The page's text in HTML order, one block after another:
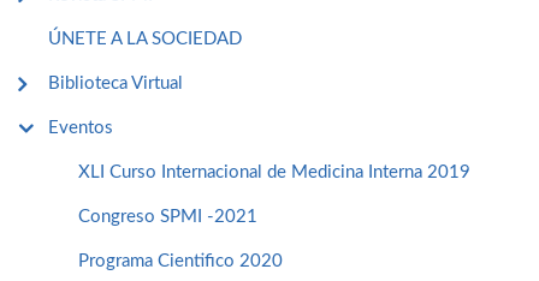
ÚNETE A LA SOCIEDAD
Biblioteca Virtual
Eventos
XLI Curso Internacional de Medicina Interna 2019
Congreso SPMI -2021
Programa Cientifico 2020